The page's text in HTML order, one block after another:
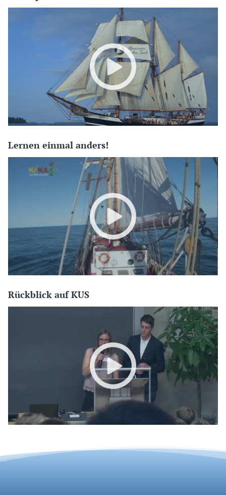
Lernen einmal anders!
Rückblick auf KUS